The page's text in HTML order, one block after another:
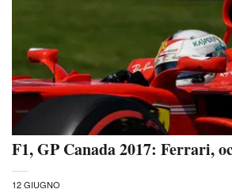
F1, GP Canada 2017: Ferrari,
12 GIUGNO